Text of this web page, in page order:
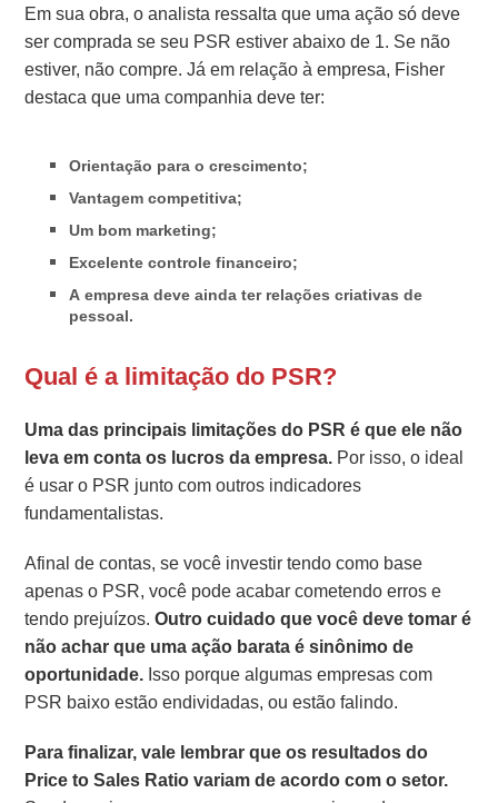
Em sua obra, o analista ressalta que uma ação só deve
ser comprada se seu PSR estiver abaixo de 1. Se não
estiver, não compre. Já em relação à empresa, Fisher
destaca que uma companhia deve ter:
Orientação para o crescimento;
Vantagem competitiva;
Um bom marketing;
Excelente controle financeiro;
A empresa deve ainda ter relações criativas de
pessoal.
Qual é a limitação do PSR?
Uma das principais limitações do PSR é que ele não
leva em conta os lucros da empresa. Por isso, o ideal
é usar o PSR junto com outros indicadores
fundamentalistas.
Afinal de contas, se você investir tendo como base
apenas o PSR, você pode acabar cometendo erros e
tendo prejuízos.Outro cuidado que você deve tomar é
não achar que uma ação barata é sinônimo de
oportunidade. Isso porque algumas empresas com
PSR baixo estão endividadas, ou estão falindo.
Para finalizar, vale lembrar que os resultados do
Price to Sales Ratio variam de acordo com o setor.